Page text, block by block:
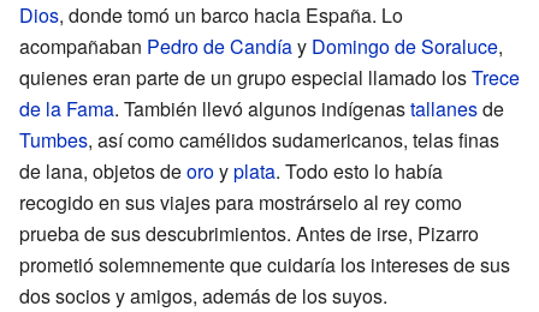
Dios, donde tomó un barco hacia España. Lo
acompañaban Pedro de Candíay Domingo de Soraluce,
quienes eran parte de un grupo especial llamado losTrece
de la Fama. También llevó algunos indígenastallanesde
Tumbes, así como camélidos sudamericanos, telas finas
de lana, objetos deoroyplata. Todo esto lo había
recogido en sus viajes para mostrárselo al rey como
prueba de sus descubrimientos. Antes de irse, Pizarro
prometió solemnemente que cuidaría los intereses de sus
dos socios y amigos, además de los suyos.